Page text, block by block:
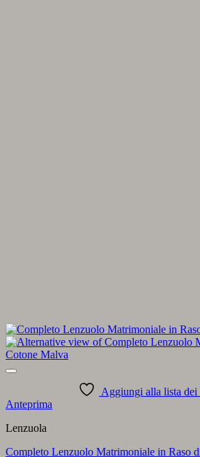
Aggiungi alla lista dei
Anteprima
Lenzuola
Completo Lenzuolo Matrimoniale in Raso